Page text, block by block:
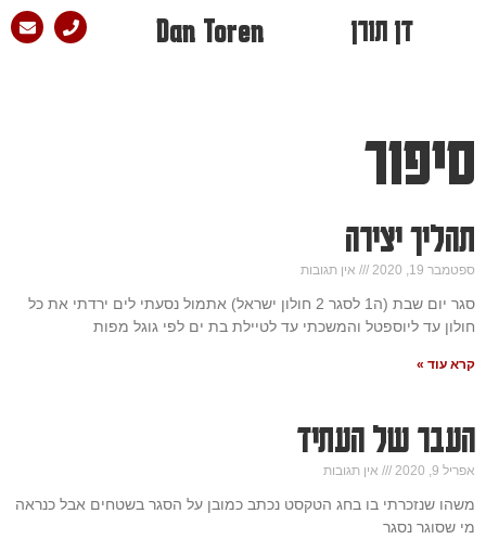
דן תורן Dan Toren
סיפור
תהליך יצירה
ספטמבר 19, 2020 אין תגובות
סגר יום שבת (ה1 לסגר 2 חולון ישראל) אתמול נסעתי לים ירדתי את כל
חולון עד ליוספטל והמשכתי עד לטיילת בת ים לפי גוגל מפות
קרא עוד »
העבר של העתיד
אפריל 9, 2020 אין תגובות
משהו שנזכרתי בו בחג הטקסט נכתב כמובן על הסגר בשטחים אבל כנראה
מי שסוגר נסגר